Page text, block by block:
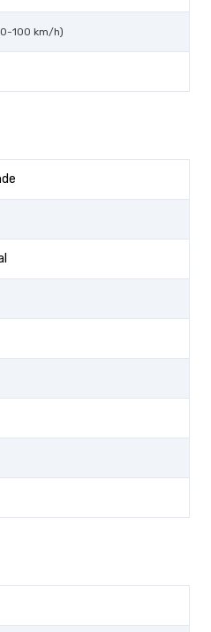
100 km/h)